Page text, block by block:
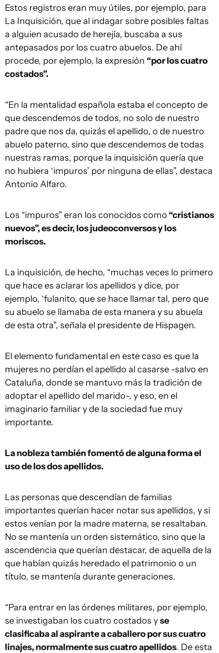
Estos registros eran muy útiles, por ejemplo, para
La Inquisición, que al indagar sobre posibles faltas
a alguien acusado de herejía, buscaba a sus
antepasados por los cuatro abuelos. De ahí
procede, por ejemplo, la expresión “por los cuatro
costados”.
“En la mentalidad española estaba el concepto de
que descendemos de todos, no solo de nuestro
padre que nos da, quizás el apellido, o de nuestro
abuelo paterno, sino que descendemos de todas
nuestras ramas, porque la inquisición quería que
no hubiera ‘impuros’ por ninguna de ellas”, destaca
Antonio Alfaro.
Los “impuros” eran los conocidos como “cristianos
nuevos”, es decir, los judeoconversos y los
moriscos.
La inquisición, de hecho, “muchas veces lo primero
que hace es aclarar los apellidos y dice, por
ejemplo, ‘fulanito, que se hace llamar tal, pero que
su abuelo se llamaba de esta manera y su abuela
de esta otra”, señala el presidente de Hispagen.
El elemento fundamental en este caso es que la
mujeres no perdían el apellido al casarse -salvo en
Cataluña, donde se mantuvo más la tradición de
adoptar el apellido del marido-, y eso, en el
imaginario familiar y de la sociedad fue muy
importante.
La nobleza también fomentó de alguna forma el
uso de los dos apellidos.
Las personas que descendían de familias
importantes querían hacer notar sus apellidos, y si
estos venían por la madre materna, se resaltaban.
No se mantenía un orden sistemático, sino que la
ascendencia que querían destacar, de aquella de la
que habían quizás heredado el patrimonio o un
título, se mantenía durante generaciones.
“Para entrar en las órdenes militares, por ejemplo,
se investigaban los cuatro costados yse
clasificaba al aspirante a caballero por sus cuatro
linajes, normalmente sus cuatro apellidos. De esta